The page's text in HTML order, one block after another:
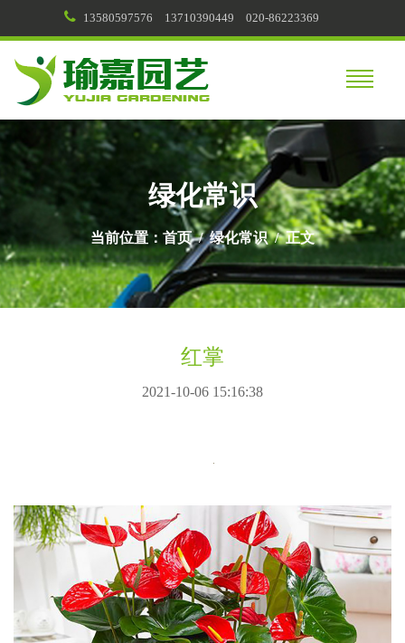
13580597576 13710390449 020-86223369
绿化常识
当前位置： 首页/绿化常识/ 正文
红掌
2021-10-06 15:16:38